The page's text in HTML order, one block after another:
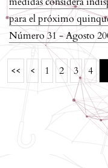
para el próximo
Número 31 - Agosto
<< < 1 2 3 4